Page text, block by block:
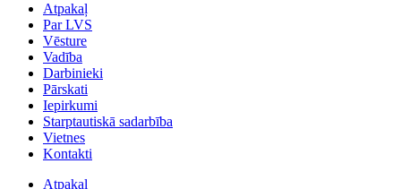
Atpakaļ
Par LVS
Vēsture
Vadība
Darbinieki
Pārskati
Iepirkumi
Starptautiskā sadarbība
Vietnes
Kontakti
Atpakaļ